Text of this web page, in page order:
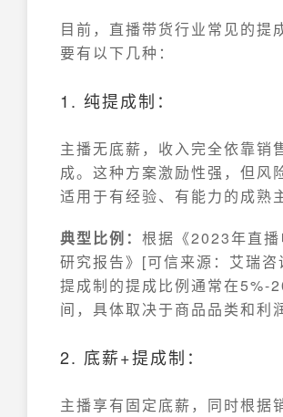
目前，直播带货行业常见的提
要有以下几种：
1. 纯提成制：
主播无底薪，收入完全依靠销
成。这种方案激励性强，但风
适用于有经验、有能力的成熟
典型比例： 根据《2023年直播
研究报告》[可信来源：艾瑞咨
提成制的提成比例通常在5%-
间，具体取决于商品品类和利
2. 底薪+提成制：
主播享有固定底薪，同时根据